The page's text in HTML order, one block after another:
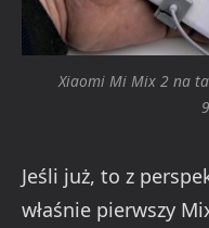
Xiaomi Mi Mix 2 na
Jeśli już, to z
właśnie pierwszy